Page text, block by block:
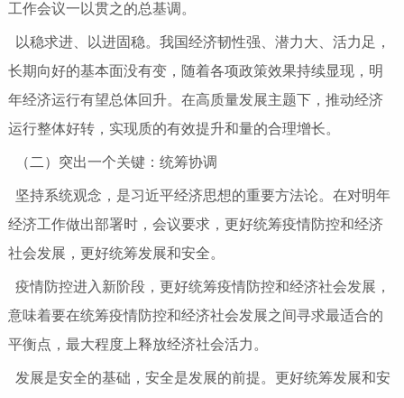
工作会议一以贯之的总基调。
以稳求进、以进固稳。我国经济韧性强、潜力大、活力足，
长期向好的基本面没有变，随着各项政策效果持续显现，明
年经济运行有望总体回升。在高质量发展主题下，推动经济
运行整体好转，实现质的有效提升和量的合理增长。
（二）突出一个关键：统筹协调
坚持系统观念，是习近平经济思想的重要方法论。在对明年
经济工作做出部署时，会议要求，更好统筹疫情防控和经济
社会发展，更好统筹发展和安全。
疫情防控进入新阶段，更好统筹疫情防控和经济社会发展，
意味着要在统筹疫情防控和经济社会发展之间寻求最适合的
平衡点，最大程度上释放经济社会活力。
发展是安全的基础，安全是发展的前提。更好统筹发展和安